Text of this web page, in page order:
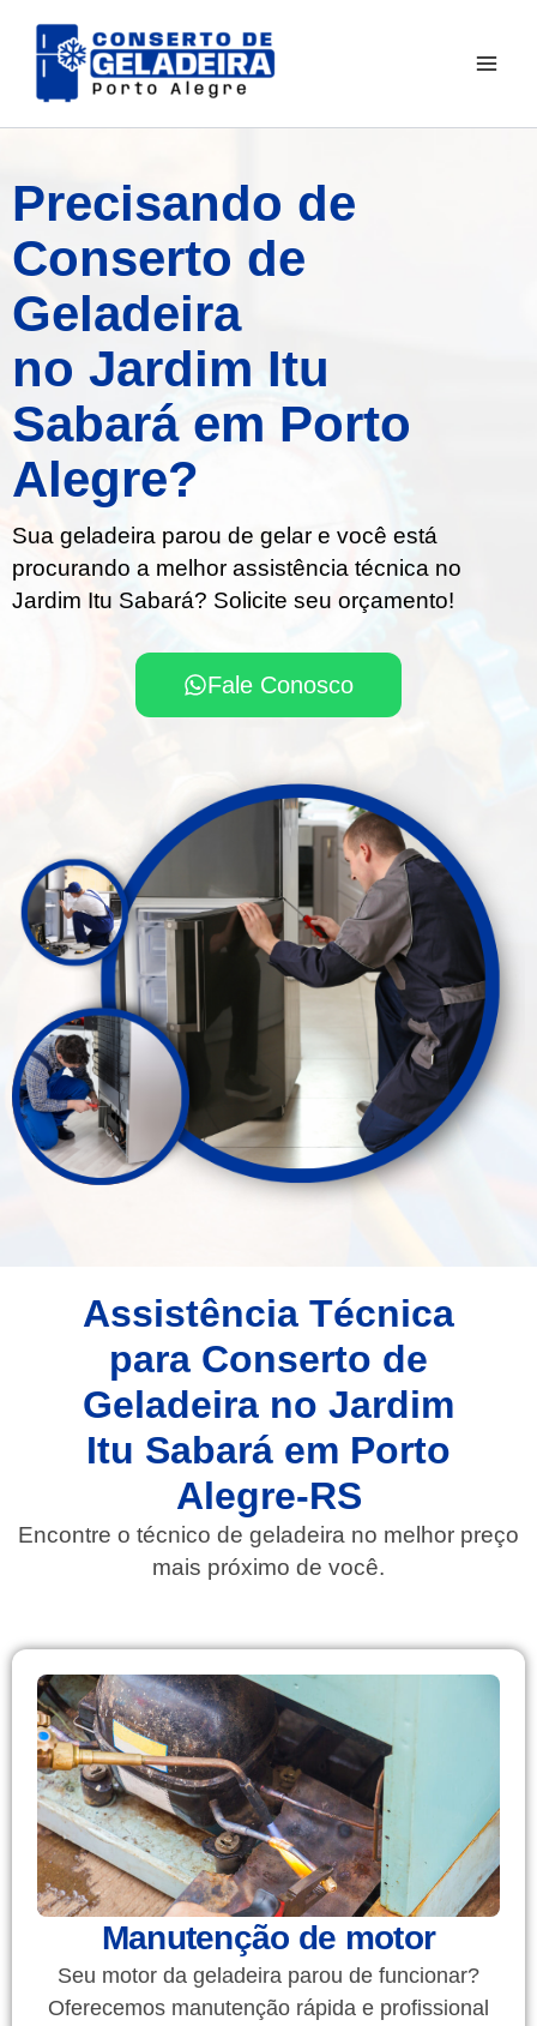
para
Precisando de
Conserto de
Geladeira
no Jardim Itu
Sabará em Porto
Alegre?
Sua geladeira parou de gelar e você está
procurando a melhor assistência técnica no
Jardim Itu Sabará? Solicite seu orçamento!
Fale Conosco
Assistência Técnica
para Conserto de
Geladeira no Jardim
Itu Sabará em Porto
Alegre-RS
Encontre o técnico de geladeira no melhor preço
mais próximo de você.
Manutenção de motor
Seu motor da geladeira parou de funcionar?
Oferecemos manutenção rápida e profissional